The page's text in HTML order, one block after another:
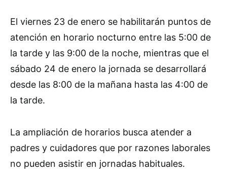
El viernes 23 de enero se habilitarán puntos de
atención en horario nocturno entre las 5:00 de
la tarde y las 9:00 de la noche, mientras que el
sábado 24 de enero la jornada se desarrollará
desde las 8:00 de la mañana hasta las 4:00 de
la tarde.
La ampliación de horarios busca atender a
padres y cuidadores que por razones laborales
no pueden asistir en jornadas habituales.